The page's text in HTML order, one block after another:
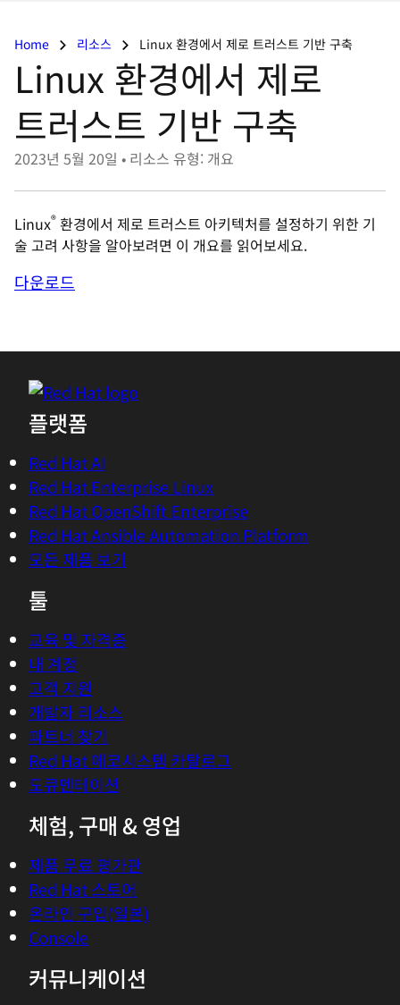
Home 리소스 Linux 환경에서 제로 트러스트 기반 구축
Linux 환경에서 제로
트러스트 기반 구축
2023년 5월 20일 • 리소스 유형: 개요
Linux® 환경에서 제로 트러스트 아키텍처를 설정하기 위한 기
술 고려 사항을 알아보려면 이 개요를 읽어보세요.
다운로드
플랫폼
Red Hat AI
Red Hat Enterprise Linux
Red Hat OpenShift Enterprise
Red Hat Ansible Automation Platform
모든 제품 보기
툴
교육 및 자격증
내 계정
고객 지원
개발자 리소스
파트너 찾기
Red Hat 에코시스템 카탈로그
도큐멘테이션
체험, 구매 & 영업
제품 무료 평가판
Red Hat 스토어
온라인 구입(일본)
Console
커뮤니케이션